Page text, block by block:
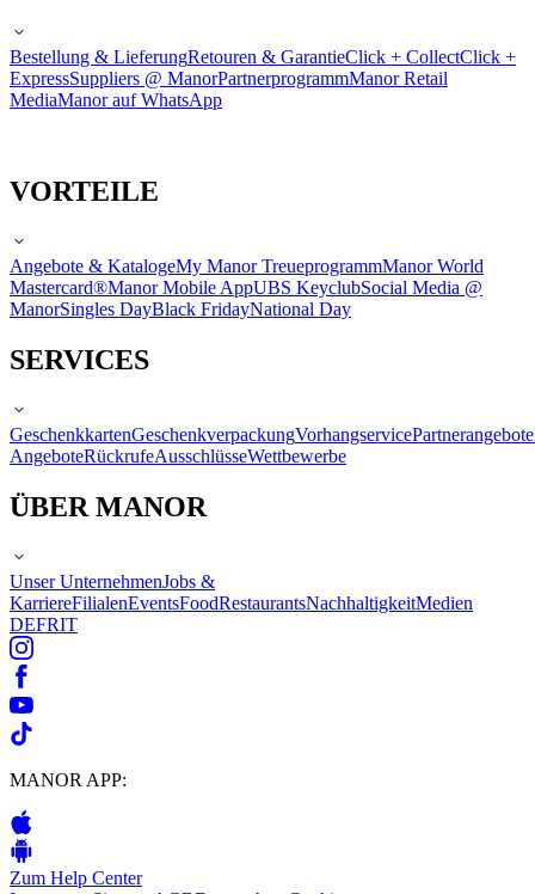
Bestellung & LieferungRetouren & GarantieClick + CollectClick +
ExpressSuppliers @ ManorPartnerprogrammManor Retail
MediaManor auf WhatsApp
VORTEILE
Angebote & KatalogeMy Manor TreueprogrammManor World
Mastercard®Manor Mobile AppUBS KeyclubSocial Media @
ManorSingles DayBlack FridayNational Day
SERVICES
GeschenkkartenGeschenkverpackungVorhangservicePartnerangebote
AngeboteRückrufeAusschlüsseWettbewerbe
ÜBER MANOR
Unser UnternehmenJobs &
KarriereFilialenEventsFoodRestaurantsNachhaltigkeitMedien
DEFRIT
MANOR APP:
Zum Help Center